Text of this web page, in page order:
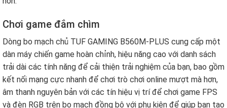
Chơi game đắm chìm
Dòng bo mạch chủ TUF GAMING B560M-PLUS cung cấp một
dàn máy chiến game hoàn chỉnh, hiệu năng cao với danh sách
trải dài các tính năng để cải thiện trải nghiệm của bạn, bao gồm
kết nối mạng cực nhanh để chơi trò chơi online mượt mà hơn,
âm thanh nguyên bản với các tín hiệu vị trí để chơi game FPS
và đèn RGB trên bo mạch đồng bộ với phụ kiện để giúp bạn tạo